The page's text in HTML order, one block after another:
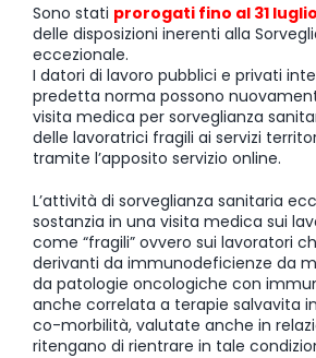
Sono stati prorogati fino al 31
delle disposizioni inerenti alla
eccezionale.
I datori di lavoro pubblici e privati
predetta norma possono
visita medica per sorveglianza
delle lavoratrici fragili ai servizi
tramite l’apposito servizio online.
L’attività di sorveglianza sanitaria
sostanzia in una visita medica sui
come “fragili” ovvero sui lavoratori
derivanti da immunodeficienze da
da patologie oncologiche con
anche correlata a terapie salvavita
co-morbilità, valutate anche in
ritengano di rientrare in tale